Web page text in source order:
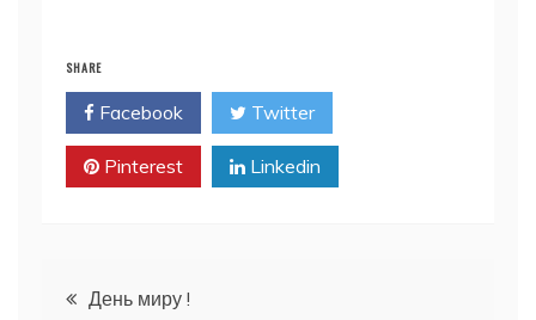
SHARE
Facebook Twitter
Pinterest Linkedin
Навігація
День миру !